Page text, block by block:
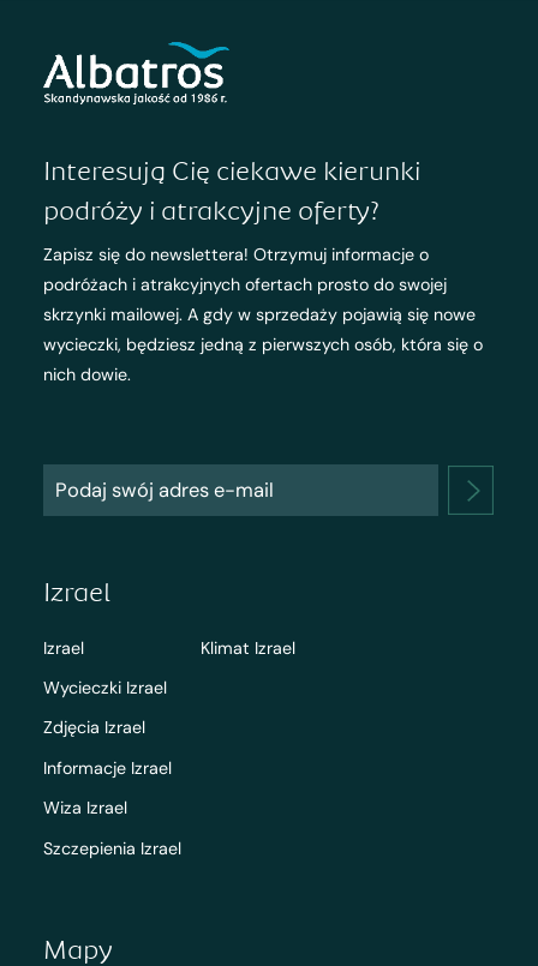
Interesują Cię ciekawe kierunki
podróży i atrakcyjne oferty?
Zapisz się do newslettera! Otrzymuj informacje o
podróżach i atrakcyjnych ofertach prosto do swojej
skrzynki mailowej. A gdy w sprzedaży pojawią się nowe
wycieczki, będziesz jedną z pierwszych osób, która się o
nich dowie.
Izrael
Izrael
Wycieczki Izrael
Zdjęcia Izrael
Informacje Izrael
Wiza Izrael
Szczepienia Izrael
Klimat Izrael
Mapy